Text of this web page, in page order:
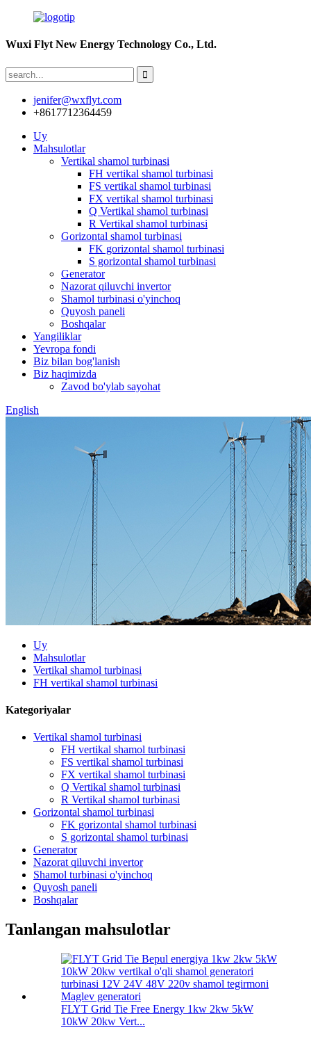
Wuxi Flyt New Energy Technology Co., Ltd.
jenifer@wxflyt.com
+8617712364459
Uy
Mahsulotlar
Vertikal shamol turbinasi
FH vertikal shamol turbinasi
FS vertikal shamol turbinasi
FX vertikal shamol turbinasi
Q Vertikal shamol turbinasi
R Vertikal shamol turbinasi
Gorizontal shamol turbinasi
FK gorizontal shamol turbinasi
S gorizontal shamol turbinasi
Generator
Nazorat qiluvchi invertor
Shamol turbinasi o'yinchoq
Quyosh paneli
Boshqalar
Yangiliklar
Yevropa fondi
Biz bilan bog'lanish
Biz haqimizda
Zavod bo'ylab sayohat
English
Uy
Mahsulotlar
Vertikal shamol turbinasi
FH vertikal shamol turbinasi
Kategoriyalar
Vertikal shamol turbinasi
FH vertikal shamol turbinasi
FS vertikal shamol turbinasi
FX vertikal shamol turbinasi
Q Vertikal shamol turbinasi
R Vertikal shamol turbinasi
Gorizontal shamol turbinasi
FK gorizontal shamol turbinasi
S gorizontal shamol turbinasi
Generator
Nazorat qiluvchi invertor
Shamol turbinasi o'yinchoq
Quyosh paneli
Boshqalar
Tanlangan mahsulotlar
FLYT Grid Tie Free Energy 1kw 2kw 5kW
10kW 20kw Vert...